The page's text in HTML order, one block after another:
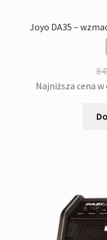
Joyo DA35 –
Najniższa cena